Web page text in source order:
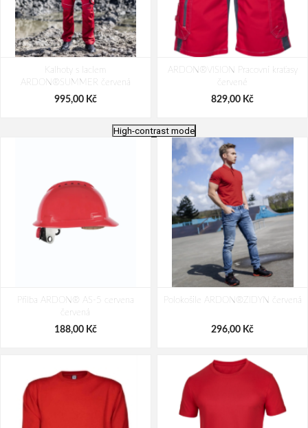
Kalhoty s laclem
ARDON®SUMMER červená
995,00 Kč
ARDON®VISION Pracovní kraťasy
červené
829,00 Kč
khaki
1 069,00 Kč
Kraťasy ARDON®4Xstretch® černá
High-contrast mode
Přilba ARDON® AS-5 cervena
červená
188,00 Kč
Polokošile ARDON®ZIDYN červená
296,00 Kč